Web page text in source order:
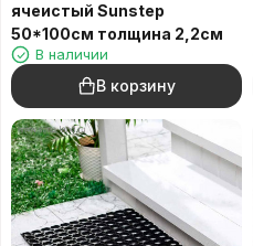
ячеистый Sunstep
50*100см толщина 2,2см
В наличии
В корзину